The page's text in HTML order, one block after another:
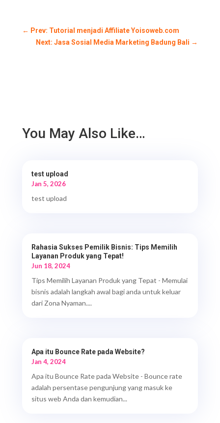
← Prev: Tutorial menjadi Affiliate Yoisoweb.com
Next: Jasa Sosial Media Marketing Badung Bali →
You May Also Like…
test upload
Jan 5, 2026
test upload
Rahasia Sukses Pemilik Bisnis: Tips Memilih
Layanan Produk yang Tepat!
Jun 18, 2024
Tips Memilih Layanan Produk yang Tepat - Memulai
bisnis adalah langkah awal bagi anda untuk keluar
dari Zona Nyaman....
Apa itu Bounce Rate pada Website?
Jan 4, 2024
Apa itu Bounce Rate pada Website - Bounce rate
adalah persentase pengunjung yang masuk ke
situs web Anda dan kemudian...